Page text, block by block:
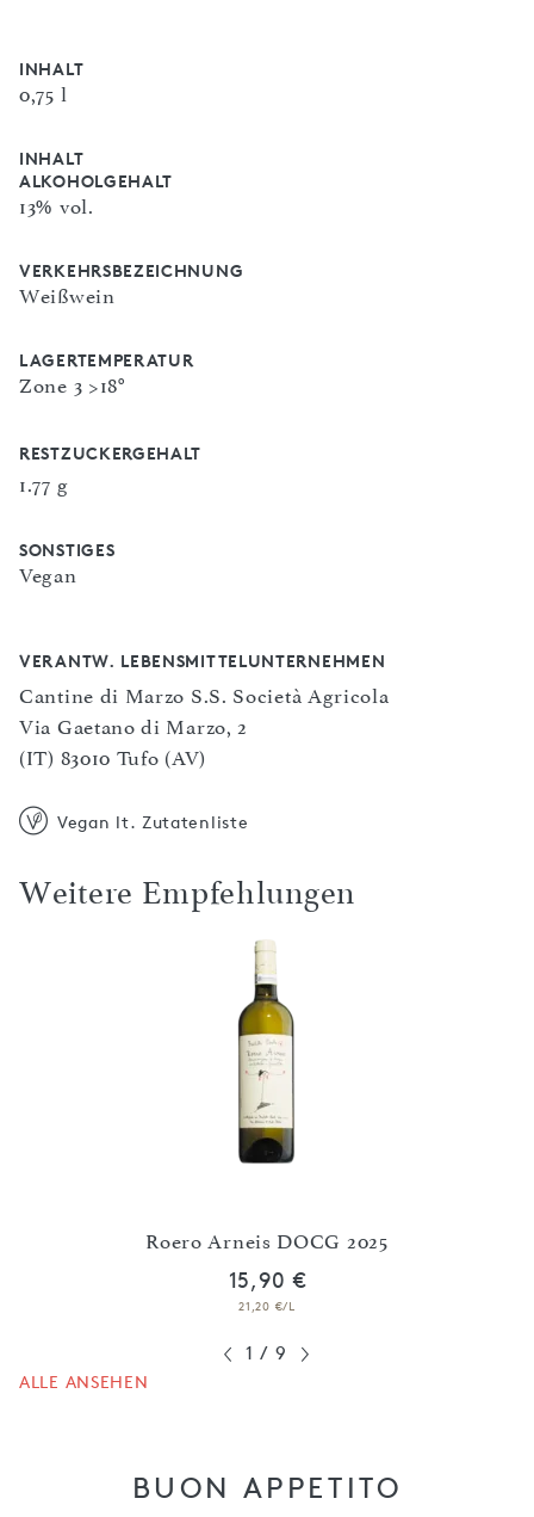
INHALT
0,75 l
INHALT
ALKOHOLGEHALT
13% vol.
VERKEHRSBEZEICHNUNG
Weißwein
LAGERTEMPERATUR
Zone 3 >18°
RESTZUCKERGEHALT
1.77 g
SONSTIGES
Vegan
VERANTW. LEBENSMITTELUNTERNEHMEN
Cantine di Marzo S.S. Società Agricola
Via Gaetano di Marzo, 2
(IT) 83010 Tufo (AV)
Vegan lt. Zutatenliste
Weitere Empfehlungen
Roero Arneis DOCG 2025
15,90 €
21,20 €/L
1 / 9
ALLE ANSEHEN
BUON APPETITO